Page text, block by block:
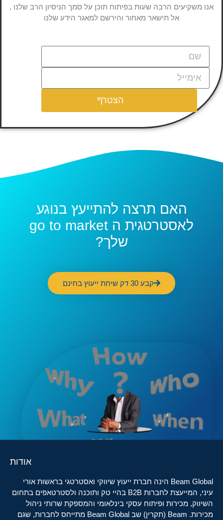
אנו משקיעים הרבה שעות בפיתוח תוכן על סמך הניסיון הרב שלנו ,
אל תישאר מאחור והירשם למאגר הידע שלנו
הצטרף
האם תרצה להתייעץ בנוגע
לאסטרטגית ה go to market
שלך?
קבע 30 דק שיחת ייעוץ בחינם
אודות
Beam Global הינה חברת ייעוץ שיווקי ואסטרטגי בראשות אורי
עיני, המייעצת לחברות B2B בהיי טק ותוכנה ולסטרטאפים בתחום
השיווק, מכירות ופיתוח עסקי בינלאומי והמספקת שרותי ניהול
מכירות. Beam (תקרין) שב Beam Global מתייחס לחברות, שגם